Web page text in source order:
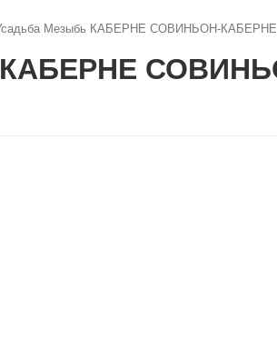
Мезыбь КАБЕРНЕ СОВИНЬОН-
КАБЕРНЕ